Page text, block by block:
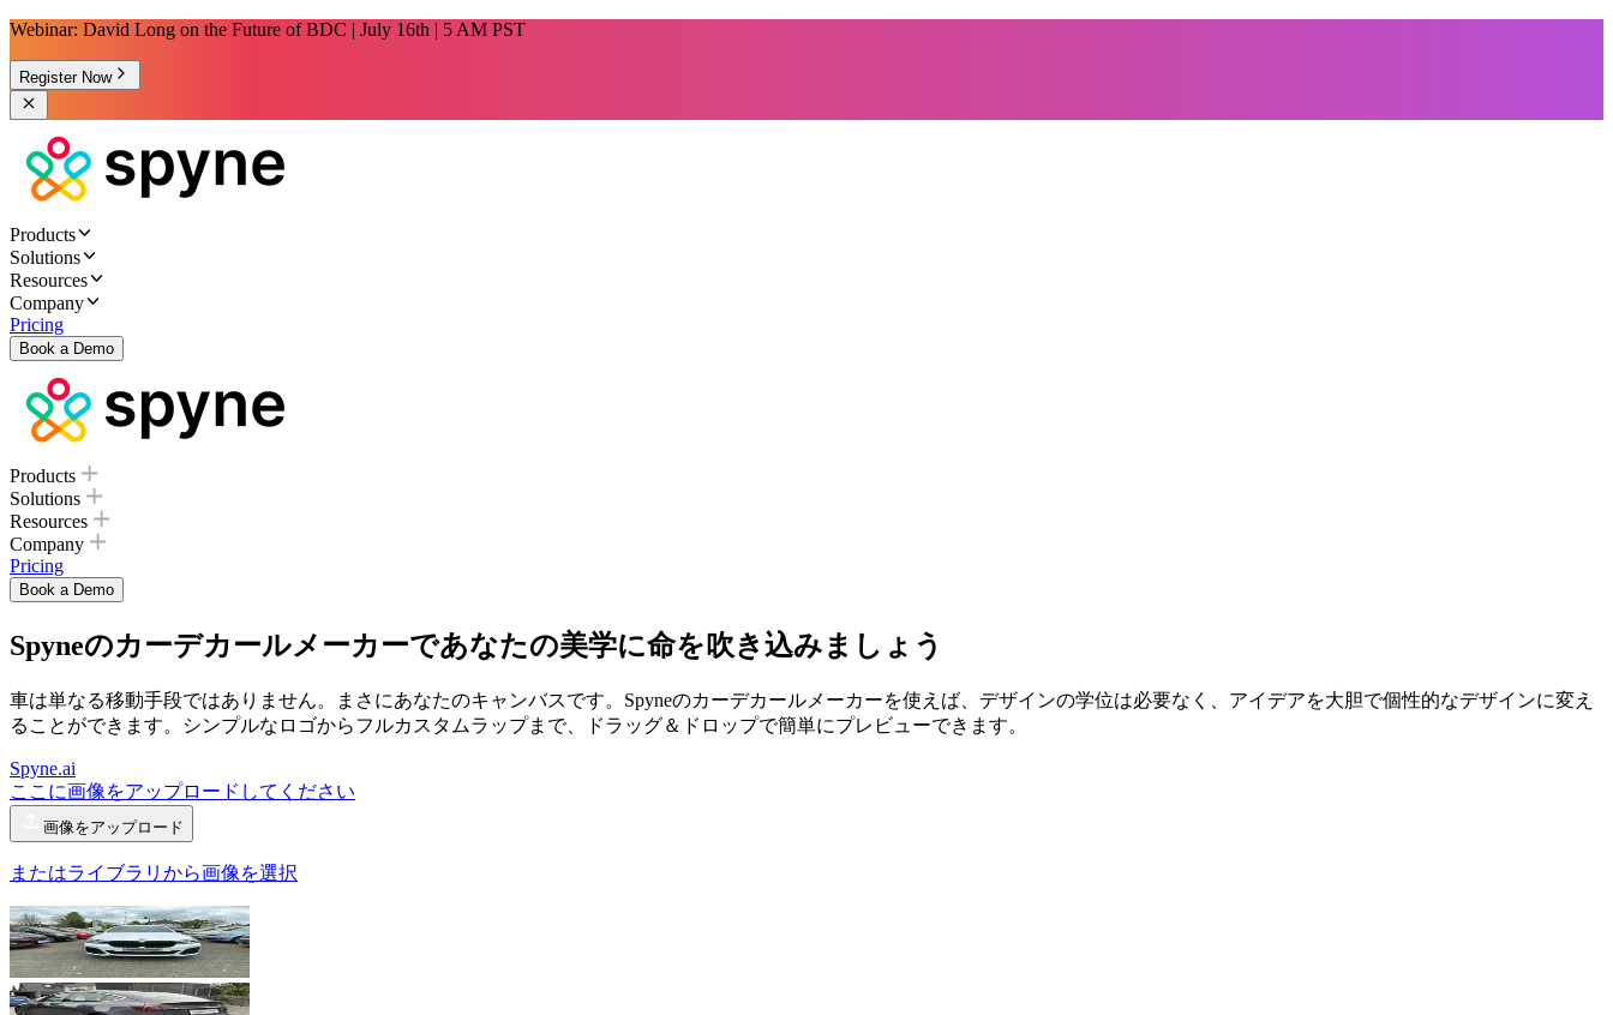
Webinar: David Long on the Future of BDC | July 16th | 5 AM PST
Register Now
Products
Solutions
Resources
Company
Pricing
Book a Demo
Products
Solutions
Resources
Company
Pricing
Book a Demo
Spyneのカーデカールメーカーであなたの美学に命を吹き込みましょう
車は単なる移動手段ではありません。まさにあなたのキャンバスです。Spyneのカーデカールメーカーを使えば、デザインの学位は必要なく、アイデアを大胆で個性的なデザインに変え
ることができます。シンプルなロゴからフルカスタムラップまで、ドラッグ＆ドロップで簡単にプレビューできます。
Spyne.ai
ここに画像をアップロードしてください
画像をアップロード
またはライブラリから画像を選択